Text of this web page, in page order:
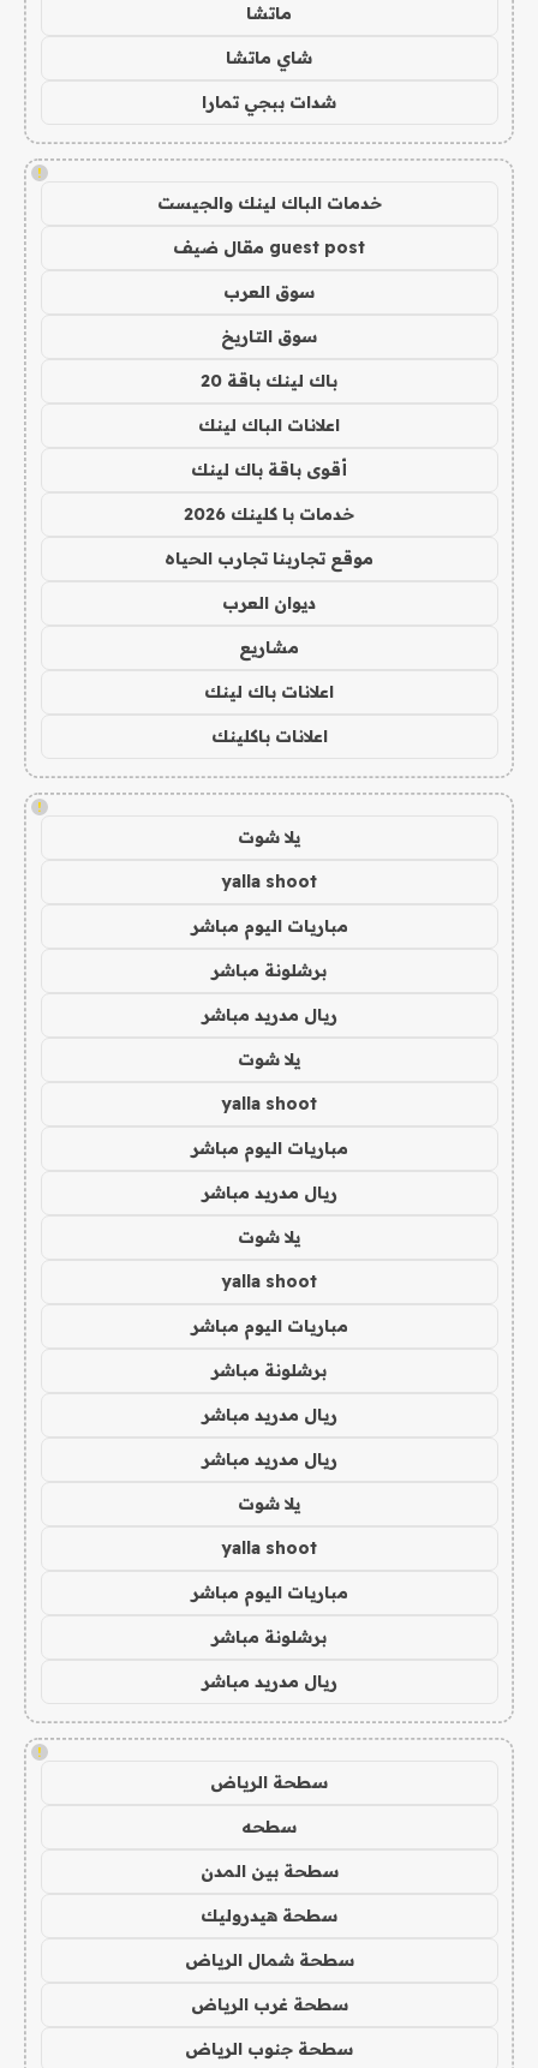
ماتشا
شاي ماتشا
شدات ببجي تمارا
!
خدمات الباك لينك والجيست
guest post مقال ضيف
سوق العرب
سوق التاريخ
باك لينك باقة 20
اعلانات الباك لينك
أقوى باقة باك لينك
خدمات با كلينك 2026
موقع تجاربنا تجارب الحياه
ديوان العرب
مشاريع
اعلانات باك لينك
اعلانات باكلينك
!
يلا شوت
yalla shoot
مباريات اليوم مباشر
برشلونة مباشر
ريال مدريد مباشر
يلا شوت
yalla shoot
مباريات اليوم مباشر
ريال مدريد مباشر
يلا شوت
yalla shoot
مباريات اليوم مباشر
برشلونة مباشر
ريال مدريد مباشر
ريال مدريد مباشر
يلا شوت
yalla shoot
مباريات اليوم مباشر
برشلونة مباشر
ريال مدريد مباشر
!
سطحة الرياض
سطحه
سطحة بين المدن
سطحة هيدروليك
سطحة شمال الرياض
سطحة غرب الرياض
سطحة جنوب الرياض